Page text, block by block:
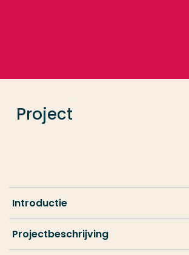
Project
Introductie
Projectbeschrijving
Opleiding